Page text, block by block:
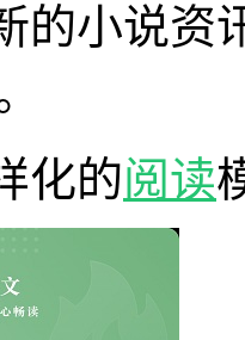
的小说资
化的阅读